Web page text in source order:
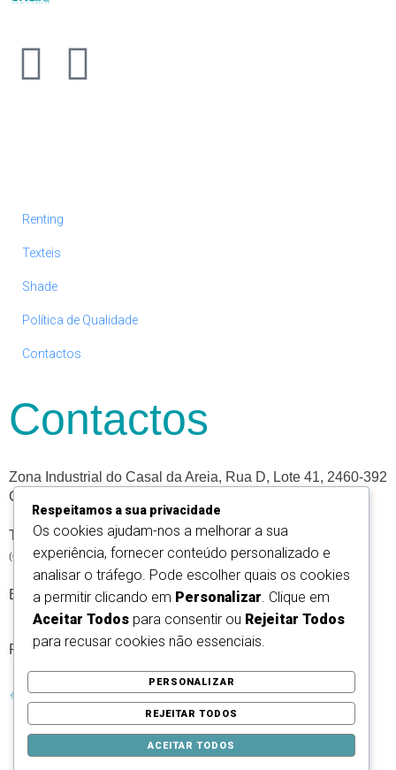
Renting
Texteis
Shade
Política de Qualidade
Contactos
Contactos
Zona Industrial do Casal da Areia, Rua D, Lote 41, 2460-392
Cós – Alcobaça
T: +351 262 540 188
(Custo de uma chamada para a rede móvel).
E: info@shade.pt
Powered by
Política de Privacidade Termos e Condições
Respeitamos a sua privacidade
Os cookies ajudam-nos a melhorar a sua
experiência, fornecer conteúdo personalizado e
analisar o tráfego. Pode escolher quais os cookies
a permitir clicando em Personalizar . Clique em
Aceitar Todos para consentir ou Rejeitar Todos
para recusar cookies não essenciais.
PERSONALIZAR
REJEITAR TODOS
ACEITAR TODOS